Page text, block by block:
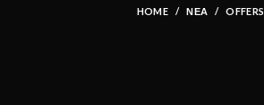
HOME ΝΈΑ OFFERS